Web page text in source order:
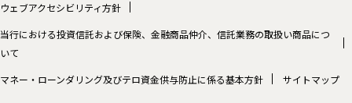
ウェブアクセシビリティ方針
当行における投資信託および保険、金融商品仲介、信託業務の取扱い商品につ
いて
マネー・ローンダリング及びテロ資金供与防止に係る基本方針
サイトマップ